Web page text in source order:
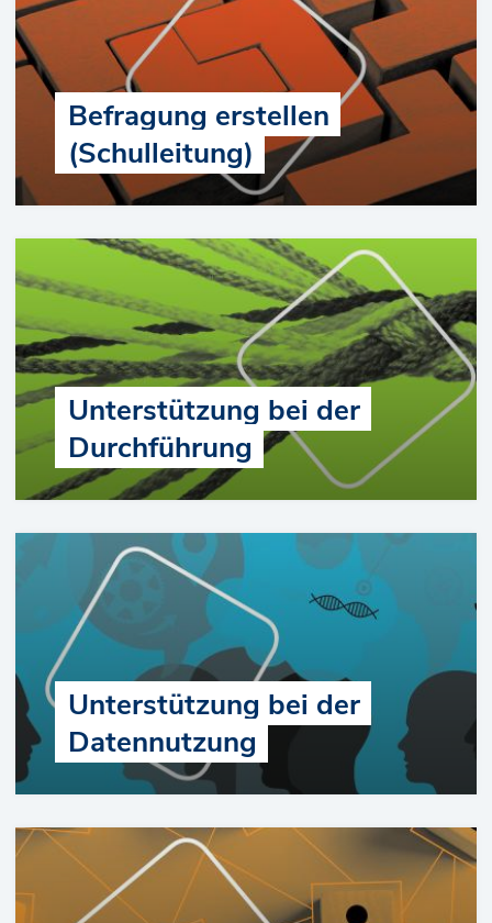
Befragung erstellen
(Schulleitung)
Unterstützung bei der
Durchführung
Unterstützung bei der
Datennutzung